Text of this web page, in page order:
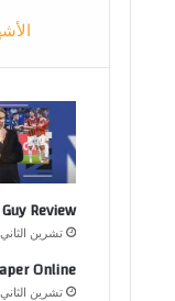
Review
تشرين الثاني 22, 2022, 12:20 م
Online
تشرين الثاني 22, 2022, 9:53 م